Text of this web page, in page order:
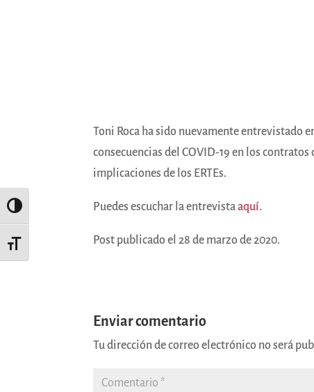
Alternar alto contraste
Alternar tamaño de letra
Toni Roca ha sido nuevamente entrevistado
consecuencias del COVID-19 en los
implicaciones de los ERTEs.
Puedes escuchar la entrevistaaquí.
Post publicado el 28 de marzo de 2020.
Enviar comentario
Tu dirección de correo electrónico no será